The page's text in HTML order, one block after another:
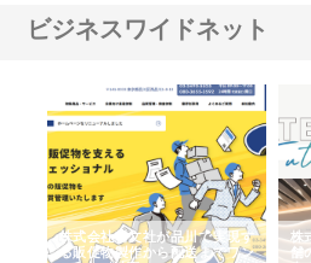
ビジネスワイドネット
株式会社耕文社が品川で実現す
る販促物製作から配送までワン
株
舗